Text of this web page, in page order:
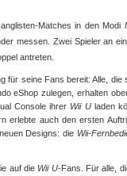
Matches in den Modi
messen. Zwei Spieler an
antreten.
für seine Fans bereit: Alle, die
eShop zulegen, erhalten
Console ihrer Wii U laden
erlebte auch den ersten
Designs: die Wii-
auf die Wii U-Fans. Für alle,